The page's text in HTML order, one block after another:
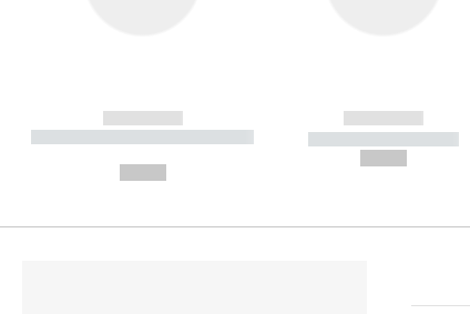
------------
----------- ----------- ----------
------------
----------- -----------